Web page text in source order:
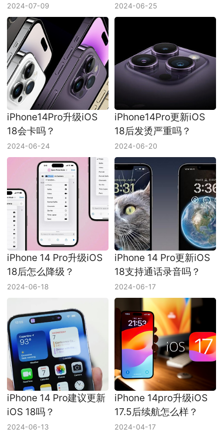
2024-07-09 2024-06-25
iPhone14Pro升级iOS
18会卡吗？
2024-06-24
iPhone14Pro更新iOS
18后发烫严重吗？
2024-06-20
iPhone 14 Pro升级iOS
18后怎么降级？
2024-06-18
iPhone 14 Pro更新iOS
18支持通话录音吗？
2024-06-17
iPhone 14 Pro建议更新
iOS 18吗？
2024-06-13
iPhone 14pro升级iOS
17.5后续航怎么样？
2024-04-17